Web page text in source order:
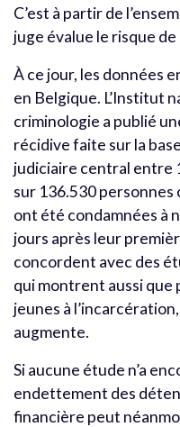
C’est à partir de
juge évalue le risque
À ce jour, les données
en Belgique. L’Institut
criminologie a publié
récidive faite sur la
judiciaire central entre
sur 136.530 personnes
ont été condamnées à
jours après leur
concordent avec des
qui montrent aussi que
jeunes à
augmente.
Si aucune étude n’a
endettement des
financière peut